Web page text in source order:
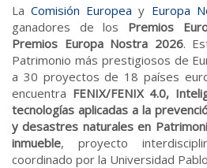
LaComisión Europea y Europa
ganadores de los Premios
Premios Europa Nostra 2026.
Patrimonio más prestigiosos de
a 30 proyectos de 18 países
encuentra FENIX/FENIX 4.0,
tecnologías aplicadas a la
y desastres naturales en
inmueble, proyecto
coordinado por la Universidad